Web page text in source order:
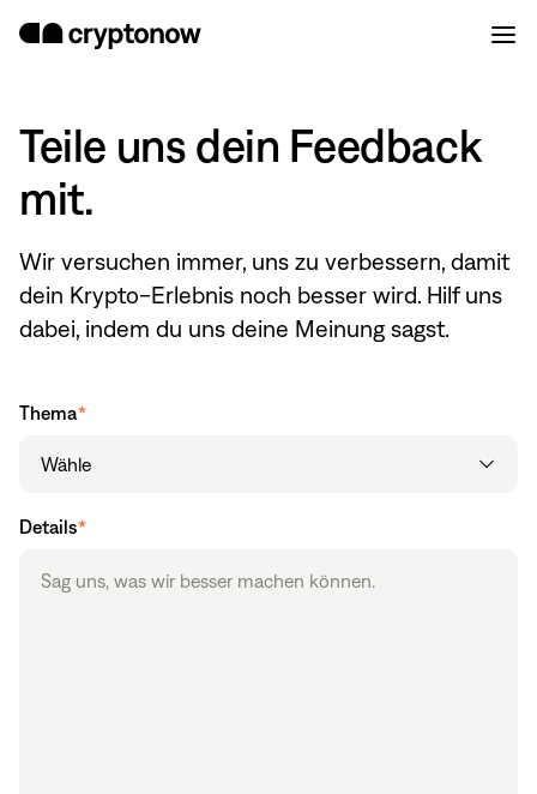
Teile uns dein Feedback
mit.
Wir versuchen immer, uns zu verbessern, damit
dein Krypto-Erlebnis noch besser wird. Hilf uns
dabei, indem du uns deine Meinung sagst.
Thema*
Details*